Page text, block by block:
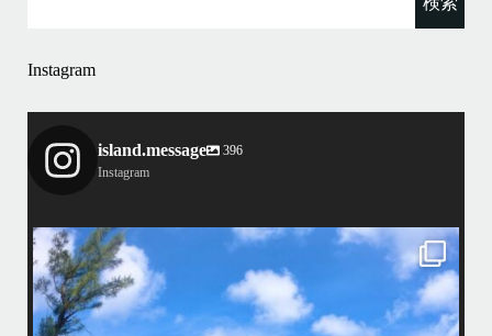
Instagram
island.message
396
Instagram
island.message
はいさい！
アイランドメッセージです
•
最近投稿できてませんでしたが今シーズンも渡嘉敷島上陸ツアーとケラ
マ体験ダイビング&シュノーケル班に分かれて毎日海へ行っております